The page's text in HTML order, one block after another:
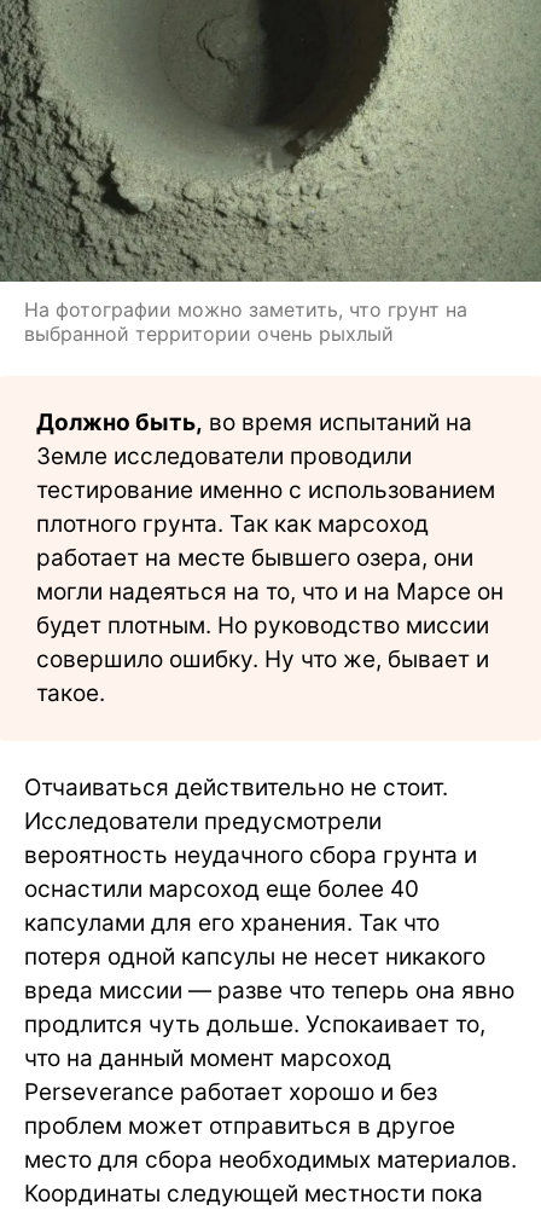
На фотографии можно заметить, что грунт на
выбранной территории очень рыхлый
Должно быть, во время испытаний на
Земле исследователи проводили
тестирование именно с использованием
плотного грунта. Так как марсоход
работает на месте бывшего озера, они
могли надеяться на то, что и на Марсе он
будет плотным. Но руководство миссии
совершило ошибку. Ну что же, бывает и
такое.
Отчаиваться действительно не стоит.
Исследователи предусмотрели
вероятность неудачного сбора грунта и
оснастили марсоход еще более 40
капсулами для его хранения. Так что
потеря одной капсулы не несет никакого
вреда миссии — разве что теперь она явно
продлится чуть дольше. Успокаивает то,
что на данный момент марсоход
Perseverance работает хорошо и без
проблем может отправиться в другое
место для сбора необходимых материалов.
Координаты следующей местности пока